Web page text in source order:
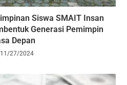
Siswa SMAIT Insan
Generasi Pemimpin
Depan
11/27/2024